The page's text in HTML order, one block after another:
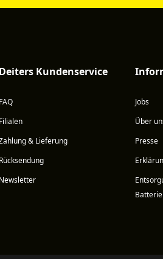
Deiters Kundenservice
FAQ
Filialen
& Lieferung
Rücksendung
Newsletter
Jobs
Über
Presse